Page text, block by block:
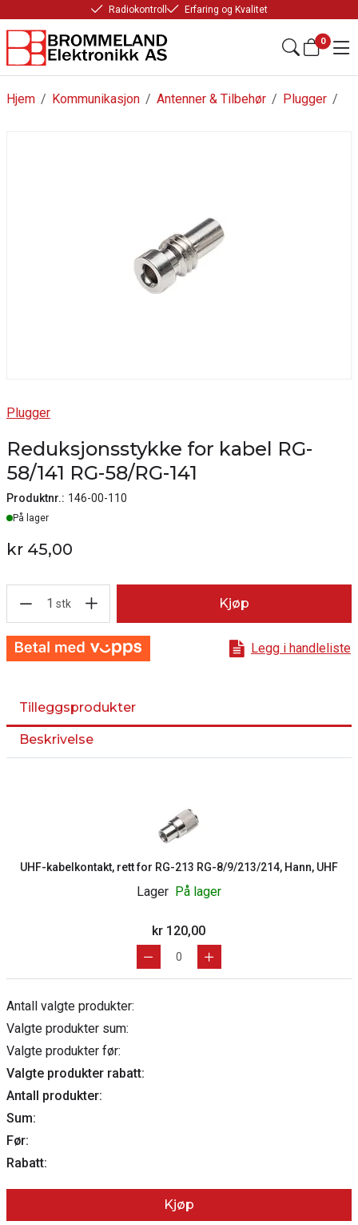
Radiokontroll Erfaring og Kvalitet
0
/
Hjem /
Kommunikasjon /
Antenner & Tilbehør /
Plugger
Plugger
Reduksjonsstykke for kabel RG-
58/141 RG-58/RG-141
Produktnr.: 146-00-110
Lager
På lager
kr 45,00
1 stk Kjøp
Legg i handleliste
Tilleggsprodukter
Beskrivelse
UHF-kabelkontakt, rett for RG-213 RG-8/9/213/214, Hann, UHF
Lager På lager
kr 120,00
Antall valgte produkter:
Valgte produkter sum:
Valgte produkter før:
Valgte produkter rabatt:
Antall produkter:
Sum:
Før:
Rabatt:
Kjøp